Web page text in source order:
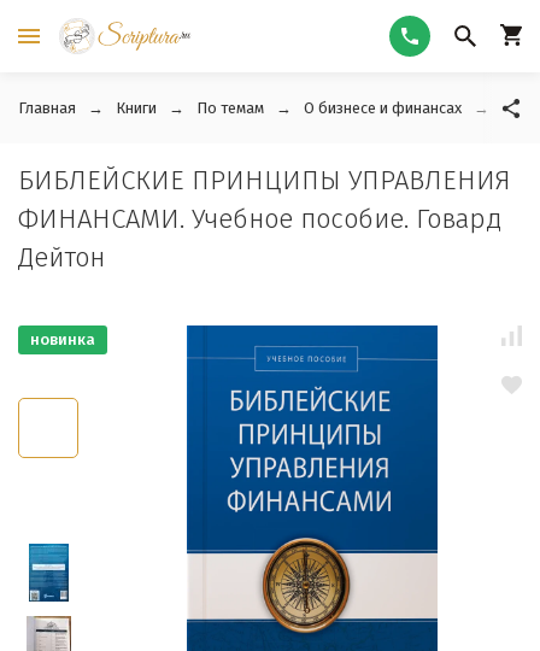
Главная Книги По темам О бизнесе и финансах
БИБЛЕЙСКИЕ ПРИНЦИПЫ УПРАВЛЕНИЯ
ФИНАНСАМИ. Учебное пособие. Говард
Дейтон
новинка